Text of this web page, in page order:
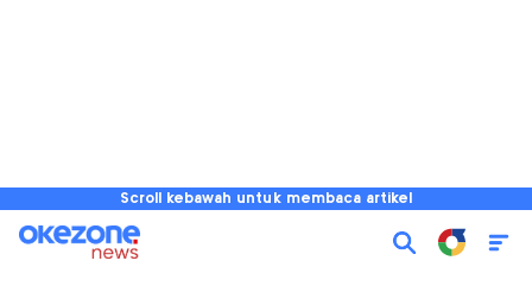
Scroll kebawah untuk membaca artikel